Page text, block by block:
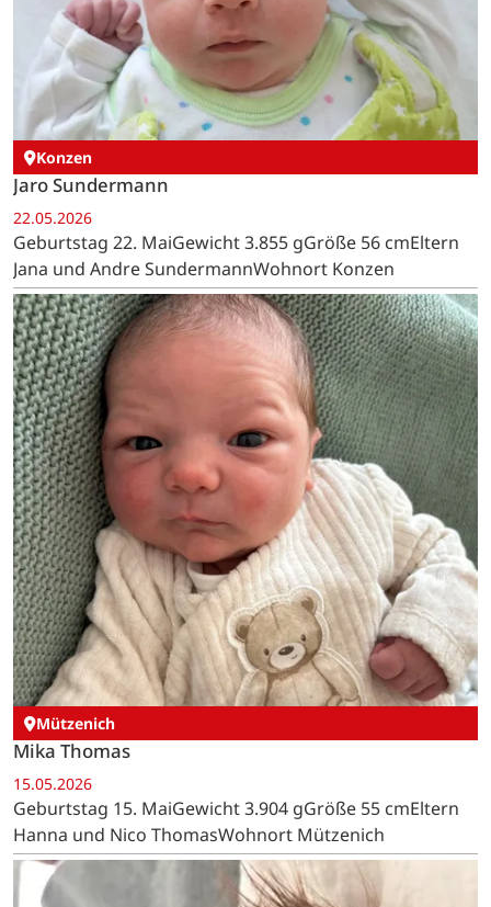
Konzen
Jaro Sundermann
22.05.2026
Geburtstag 22. MaiGewicht 3.855 gGröße 56 cmEltern
Jana und Andre SundermannWohnort Konzen
Mützenich
Mika Thomas
15.05.2026
Geburtstag 15. MaiGewicht 3.904 gGröße 55 cmEltern
Hanna und Nico ThomasWohnort Mützenich